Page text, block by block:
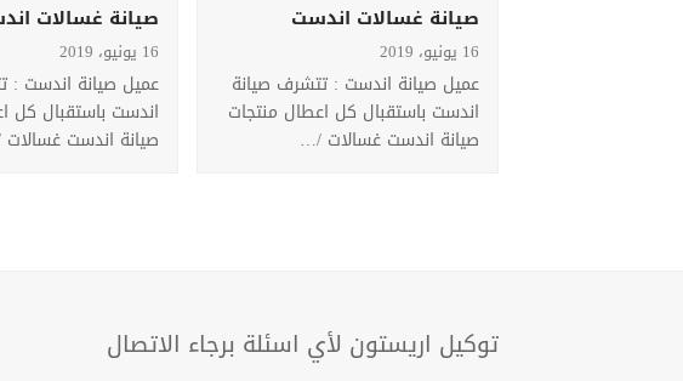
صيانة غسالات اندست
16 يونيو، 2019
عميل صيانة اندست : تتشرف صيانة
اندست باستقبال كل اعطال منتجات
صيانة اندست غسالات /…
صيانة غسالات
16 يونيو، 2019
عميل صيانة اندست :
اندست باستقبال كل
صيانة اندست
توكيل اريستون لأي اسئلة برجاء الاتصال